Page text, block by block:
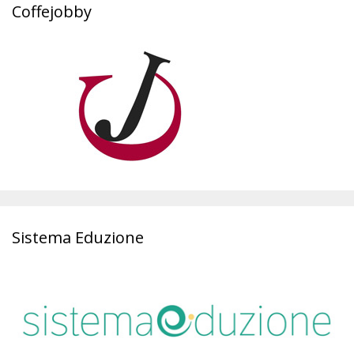
Coffejobby
Sistema Eduzione